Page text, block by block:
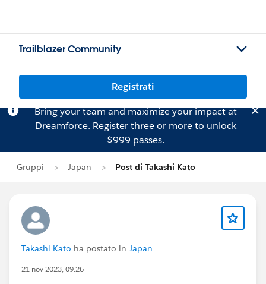
Trailblazer Community
Registrati
Bring your team and maximize your impact at
Dreamforce. Registerthree or more to unlock
$999 passes.
Gruppi Japan Post di Takashi Kato
Takashi Kato ha postato in Japan
21 nov 2023, 09:26